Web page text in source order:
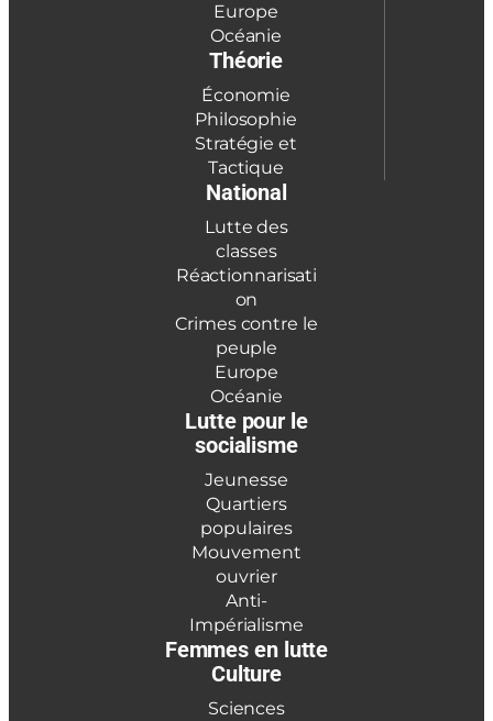
Europe
Océanie
Théorie
Économie
Philosophie
Stratégie et
Tactique
National
Lutte des
classes
Réactionnarisati
on
Crimes contre le
peuple
Europe
Océanie
Lutte pour le
socialisme
Jeunesse
Quartiers
populaires
Mouvement
ouvrier
Anti-
Impérialisme
Femmes en lutte
Culture
Sciences